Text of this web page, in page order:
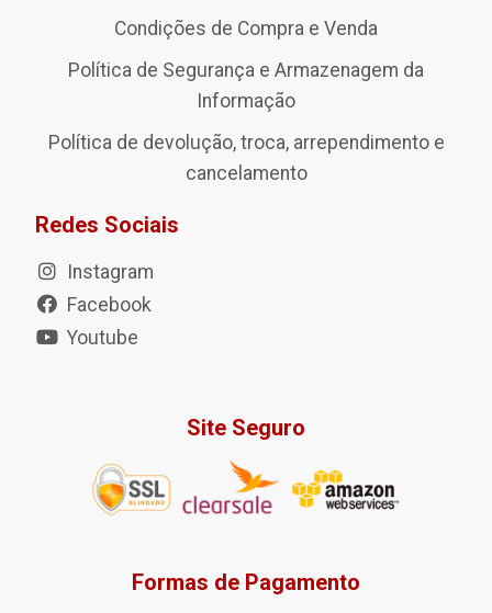
Condições de Compra e Venda
Política de Segurança e Armazenagem da
Informação
Política de devolução, troca, arrependimento e
cancelamento
Redes Sociais
Instagram
Facebook
Youtube
Site Seguro
Formas de Pagamento